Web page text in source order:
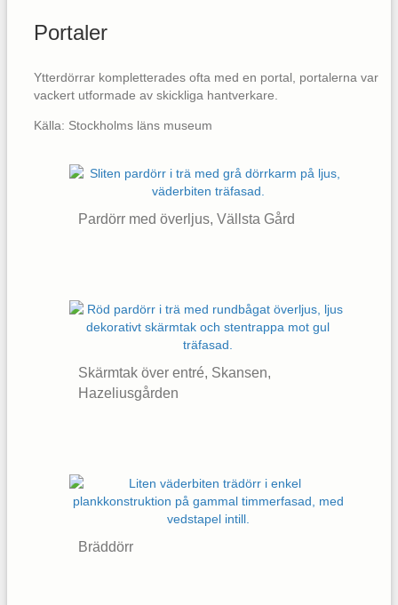
Portaler
Ytterdörrar kompletterades ofta med en portal, portalerna var
vackert utformade av skickliga hantverkare.
Källa: Stockholms läns museum
Pardörr med överljus, Vällsta Gård
Skärmtak över entré, Skansen,
Hazeliusgården
Bräddörr